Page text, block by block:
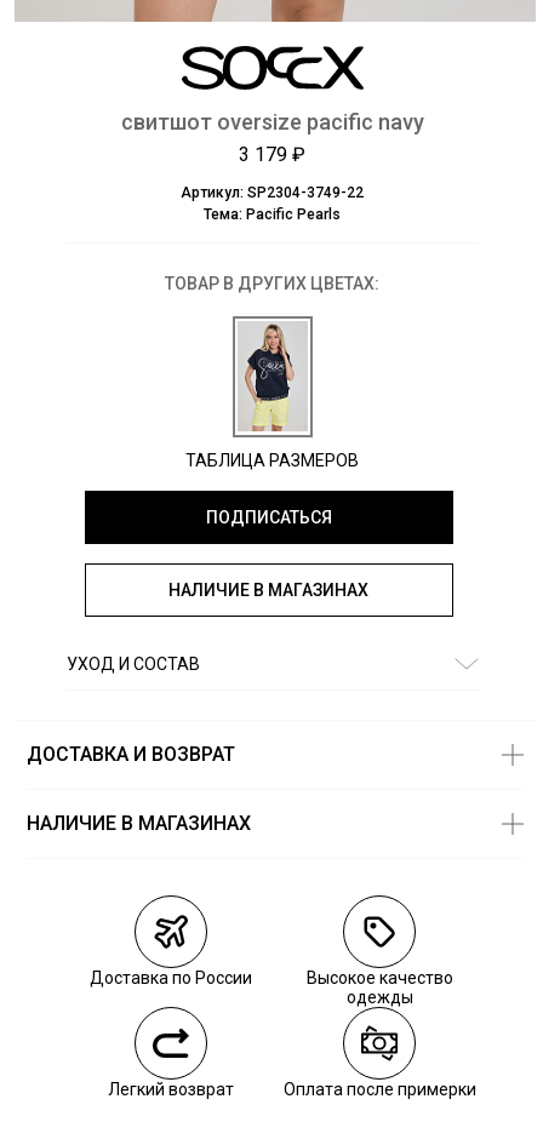
свитшот oversize pacific navy
3 179 ₽
Артикул: SP2304-3749-22
Тема: Pacific Pearls
ТОВАР В ДРУГИХ ЦВЕТАХ:
ТАБЛИЦА РАЗМЕРОВ
ПОДПИСАТЬСЯ
НАЛИЧИЕ В МАГАЗИНАХ
УХОД И СОСТАВ
ДОСТАВКА И ВОЗВРАТ
Курьерская доставка СДЭК
Самовывоз из пункта выдачи СДЭК
Самовывоз из наших магазинов
Курьерская доставка СДЭК
Самовывоз из пункта выдачи СДЭК
НАЛИЧИЕ В МАГАЗИНАХ
Доставка по России
Высокое качество
одежды
Легкий возврат Оплата после примерки